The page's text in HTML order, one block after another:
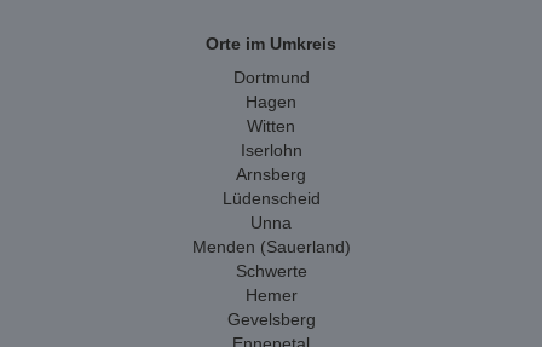
Orte im Umkreis
Dortmund
Hagen
Witten
Iserlohn
Arnsberg
Lüdenscheid
Unna
Menden (Sauerland)
Schwerte
Hemer
Gevelsberg